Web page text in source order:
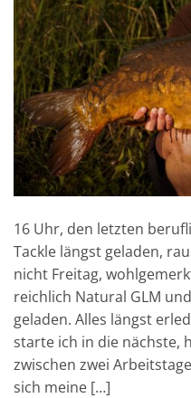
16 Uhr, den letzten
Tackle längst geladen,
nicht Freitag,
reichlich Natural GLM
geladen. Alles längst
starte ich in die nächste,
zwischen zwei
sich meine […]